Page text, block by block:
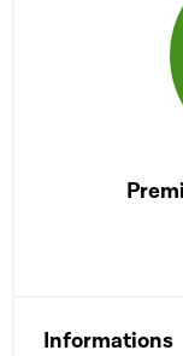
Informations